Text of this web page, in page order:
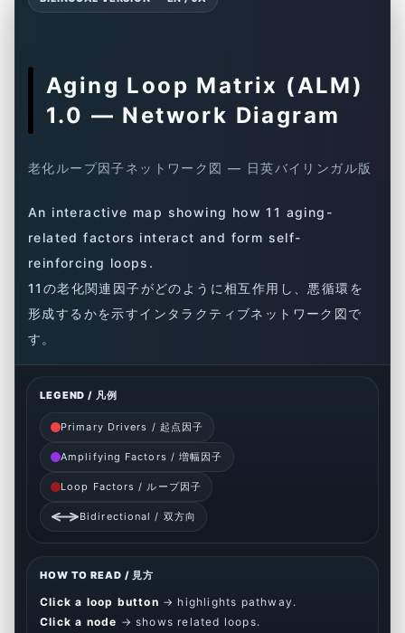
Aging Loop Matrix (ALM)
1.0 — Network Diagram
老化ループ因子ネットワーク図 — 日英バイリンガル版
An interactive map showing how 11 aging-
related factors interact and form self-
reinforcing loops.
11の老化関連因子がどのように相互作用し、悪循環を
形成するかを示すインタラクティブネットワーク図で
す。
LEGEND / 凡例
Primary Drivers / 起点因子
Amplifying Factors / 増幅因子
Loop Factors / ループ因子
Bidirectional / 双方向
HOW TO READ / 見方
Click a loop button → highlights pathway.
Click a node → shows related loops.